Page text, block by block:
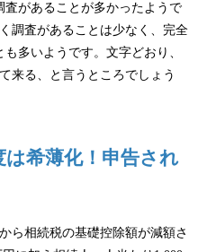
があることが多かったようで
調査があることは少なく、完全
多いようです。文字どおり、
来る、と言うところでしょう
は希薄化！申告され
ら相続税の基礎控除額が減額さ